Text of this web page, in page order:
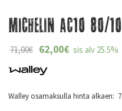
Michelin AC10 80/
71,00€ 62,00€ sis alv 25.5%
Walley osamaksulla hinta alkaen: